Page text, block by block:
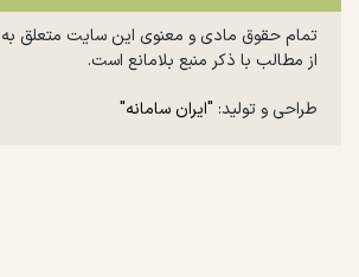
تمام حقوق مادی و معنوی این سایت متعلق به
از مطالب با ذکر منبع بلامانع است.
طراحی و تولید: "ایران سامانه"